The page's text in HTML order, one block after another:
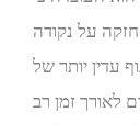
על נקודה
עדין יותר של
לאורך זמן רב